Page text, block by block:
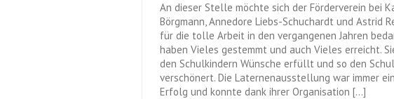
An dieser Stelle möchte sich der Förderverein bei
Börgmann, Annedore Liebs-Schuchardt und Astrid
für die tolle Arbeit in den vergangenen Jahren
haben Vieles gestemmt und auch Vieles erreicht.
den Schulkindern Wünsche erfüllt und so den
verschönert. Die Laternenausstellung war immer
Erfolg und konnte dank ihrer Organisation […]